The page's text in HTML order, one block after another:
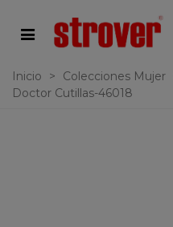
Inicio > Colecciones Mujer
Doctor Cutillas-46018